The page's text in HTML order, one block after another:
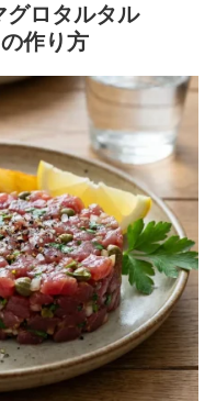
グロタルタル
作り方